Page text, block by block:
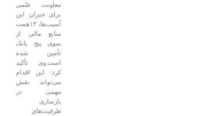
معاونت علمی
برای جبران این
آسیب‌ها، ۱۳همت
منابع مالی از
سوی پنج بانک
تأمین شده
وی تأکید
کرد: این اقدام
می‌تواند نقش
مهمی در